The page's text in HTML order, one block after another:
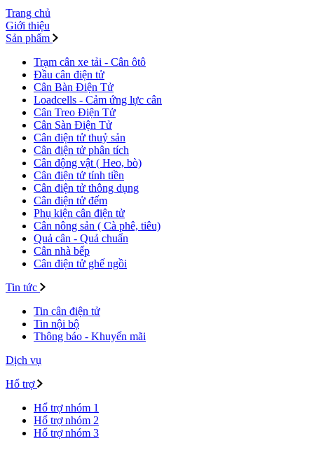
Trang chủ
Giới thiệu
Sản phẩm
Trạm cân xe tải - Cân ôtô
Đầu cân điện tử
Cân Bàn Điện Tử
Loadcells - Cảm ứng lực cân
Cân Treo Điện Tử
Cân Sàn Điện Tử
Cân điện tử thuỷ sản
Cân điện tử phân tích
Cân động vật ( Heo, bò)
Cân điện tử tính tiền
Cân điện tử thông dụng
Cân điện tử đếm
Phụ kiện cân điện tử
Cân nông sản ( Cà phê, tiêu)
Quả cân - Quả chuẩn
Cân nhà bếp
Cân điện tử ghế ngồi
Tin tức
Tin cân điện tử
Tin nội bộ
Thông báo - Khuyến mãi
Dịch vụ
Hổ trợ
Hổ trợ nhóm 1
Hổ trợ nhóm 2
Hổ trợ nhóm 3